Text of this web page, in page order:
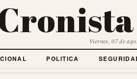
Viernes, 07 de
POLITICA